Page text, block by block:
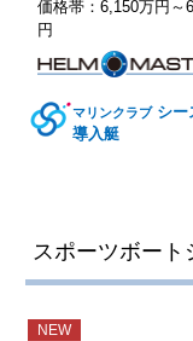
価格帯：6,150万円～
円
マリンクラブ シー
導入艇
スポーツボート
NEW